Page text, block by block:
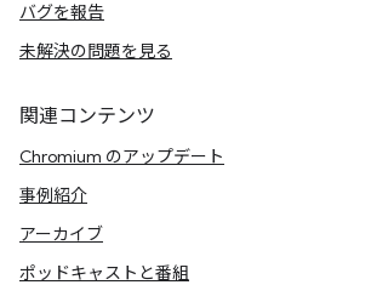
バグを報告
未解決の問題を見る
関連コンテンツ
Chromium のアップデート
事例紹介
アーカイブ
ポッドキャストと番組